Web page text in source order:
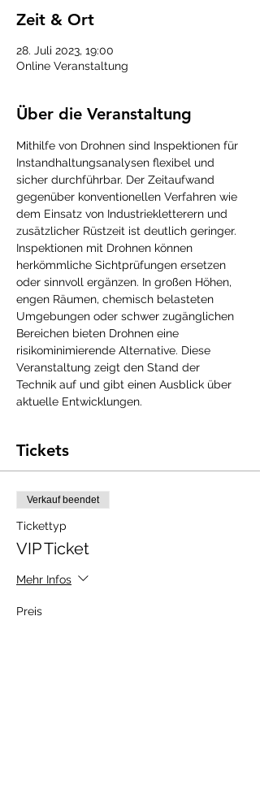
Zeit & Ort
28. Juli 2023, 19:00
Online Veranstaltung
Über die Veranstaltung
Mithilfe von Drohnen sind Inspektionen für
Instandhaltungsanalysen flexibel und
sicher durchführbar. Der Zeitaufwand
gegenüber konventionellen Verfahren wie
dem Einsatz von Industriekletterern und
zusätzlicher Rüstzeit ist deutlich geringer.
Inspektionen mit Drohnen können
herkömmliche Sichtprüfungen ersetzen
oder sinnvoll ergänzen. In großen Höhen,
engen Räumen, chemisch belasteten
Umgebungen oder schwer zugänglichen
Bereichen bieten Drohnen eine
risikominimierende Alternative. Diese
Veranstaltung zeigt den Stand der
Technik auf und gibt einen Ausblick über
aktuelle Entwicklungen.
Tickets
Verkauf beendet
Tickettyp
VIP Ticket
Mehr Infos
Preis